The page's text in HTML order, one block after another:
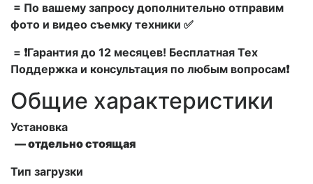
= По вашему запросу дополнительно отправим
фото и видео съемку техники ✅
= ❗Гарантия до 12 месяцев! Бесплатная Тех
Поддержка и консультация по любым вопросам❗
Общие характеристики
Установка
— отдельно стоящая
Тип загрузки